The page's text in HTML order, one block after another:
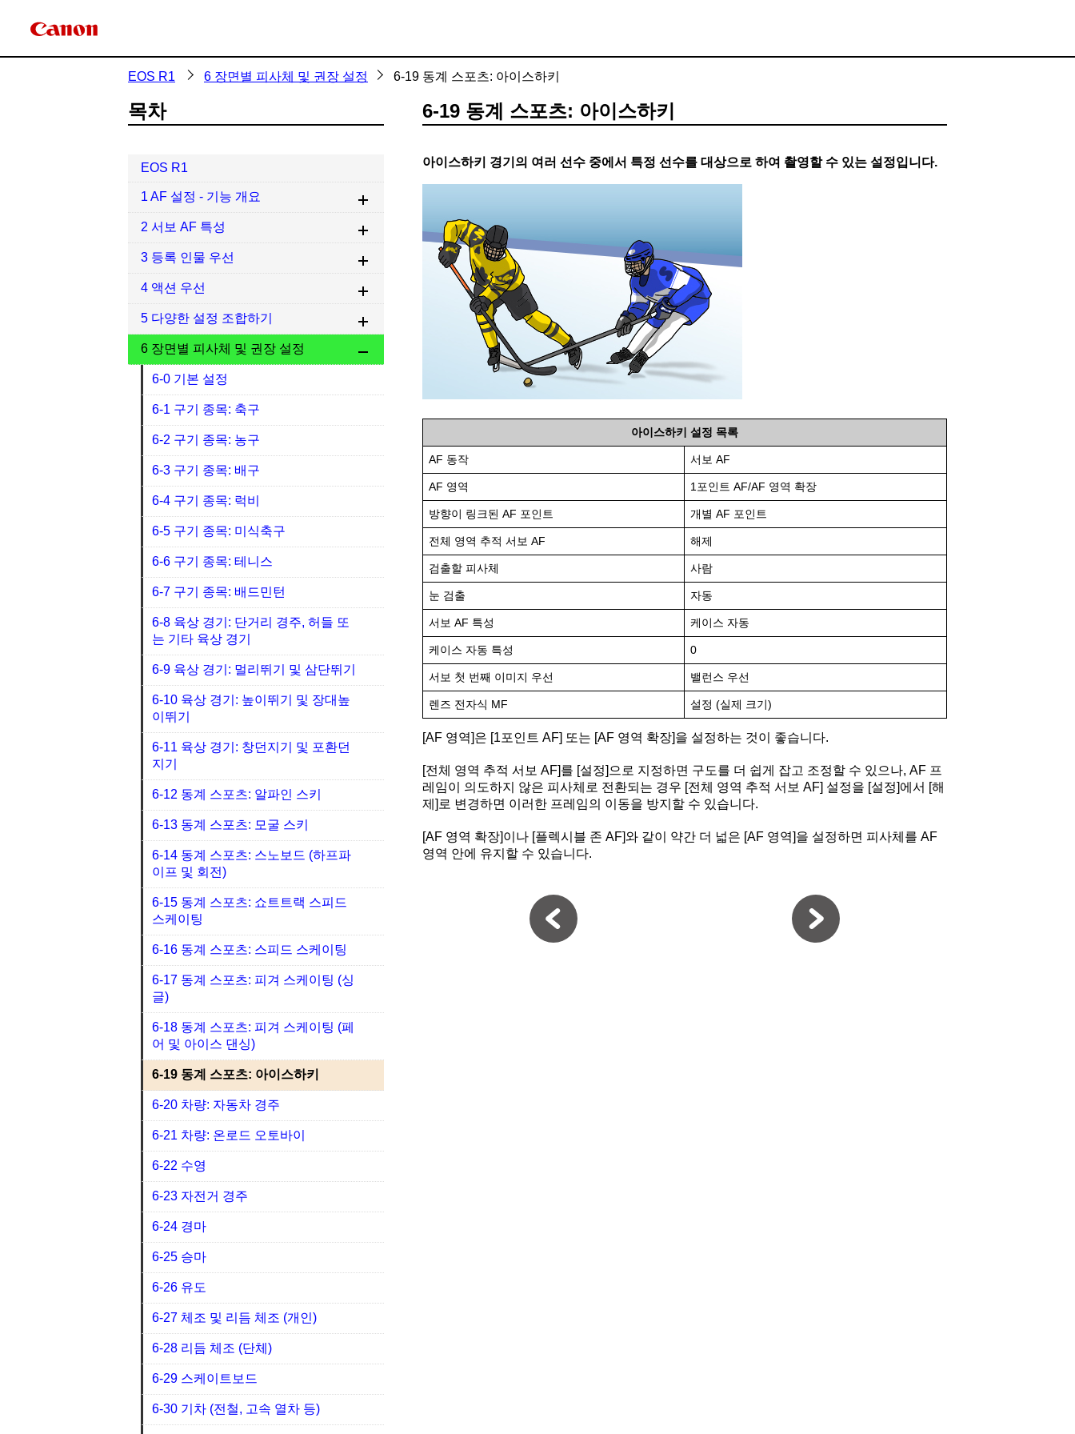
EOS R1 6 장면별 피사체 및 권장 설정 6-19 동계 스포츠: 아이스하키
6-19 동계 스포츠: 아이스하키
아이스하키 경기의 여러 선수 중에서 특정 선수를 대상으로 하여 촬영할 수 있는 설정입니다.
아이스하키 설정 목록
AF 동작 서보 AF
AF 영역 1포인트 AF/AF 영역 확장
방향이 링크된 AF 포인트 개별 AF 포인트
전체 영역 추적 서보 AF 해제
검출할 피사체 사람
눈 검출 자동
서보 AF 특성 케이스 자동
케이스 자동 특성 0
서보 첫 번째 이미지 우선 밸런스 우선
렌즈 전자식 MF 설정 (실제 크기)
[AF 영역]은 [1포인트 AF] 또는 [AF 영역 확장]을 설정하는 것이 좋습니다.
[전체 영역 추적 서보 AF]를 [설정]으로 지정하면 구도를 더 쉽게 잡고 조정할 수 있으나, AF 프
레임이 의도하지 않은 피사체로 전환되는 경우 [전체 영역 추적 서보 AF] 설정을 [설정]에서 [해
제]로 변경하면 이러한 프레임의 이동을 방지할 수 있습니다.
[AF 영역 확장]이나 [플렉시블 존 AF]와 같이 약간 더 넓은 [AF 영역]을 설정하면 피사체를 AF
영역 안에 유지할 수 있습니다.
목차
EOS R1
1 AF 설정 - 기능 개요
2 서보 AF 특성
3 등록 인물 우선
4 액션 우선
5 다양한 설정 조합하기
6 장면별 피사체 및 권장 설정
6-0 기본 설정
6-1 구기 종목: 축구
6-2 구기 종목: 농구
6-3 구기 종목: 배구
6-4 구기 종목: 럭비
6-5 구기 종목: 미식축구
6-6 구기 종목: 테니스
6-7 구기 종목: 배드민턴
6-8 육상 경기: 단거리 경주, 허들 또
는 기타 육상 경기
6-9 육상 경기: 멀리뛰기 및 삼단뛰기
6-10 육상 경기: 높이뛰기 및 장대높
이뛰기
6-11 육상 경기: 창던지기 및 포환던
지기
6-12 동계 스포츠: 알파인 스키
6-13 동계 스포츠: 모굴 스키
6-14 동계 스포츠: 스노보드 (하프파
이프 및 회전)
6-15 동계 스포츠: 쇼트트랙 스피드
스케이팅
6-16 동계 스포츠: 스피드 스케이팅
6-17 동계 스포츠: 피겨 스케이팅 (싱
글)
6-18 동계 스포츠: 피겨 스케이팅 (페
어 및 아이스 댄싱)
6-19 동계 스포츠: 아이스하키
6-20 차량: 자동차 경주
6-21 차량: 온로드 오토바이
6-22 수영
6-23 자전거 경주
6-24 경마
6-25 승마
6-26 유도
6-27 체조 및 리듬 체조 (개인)
6-28 리듬 체조 (단체)
6-29 스케이트보드
6-30 기차 (전철, 고속 열차 등)